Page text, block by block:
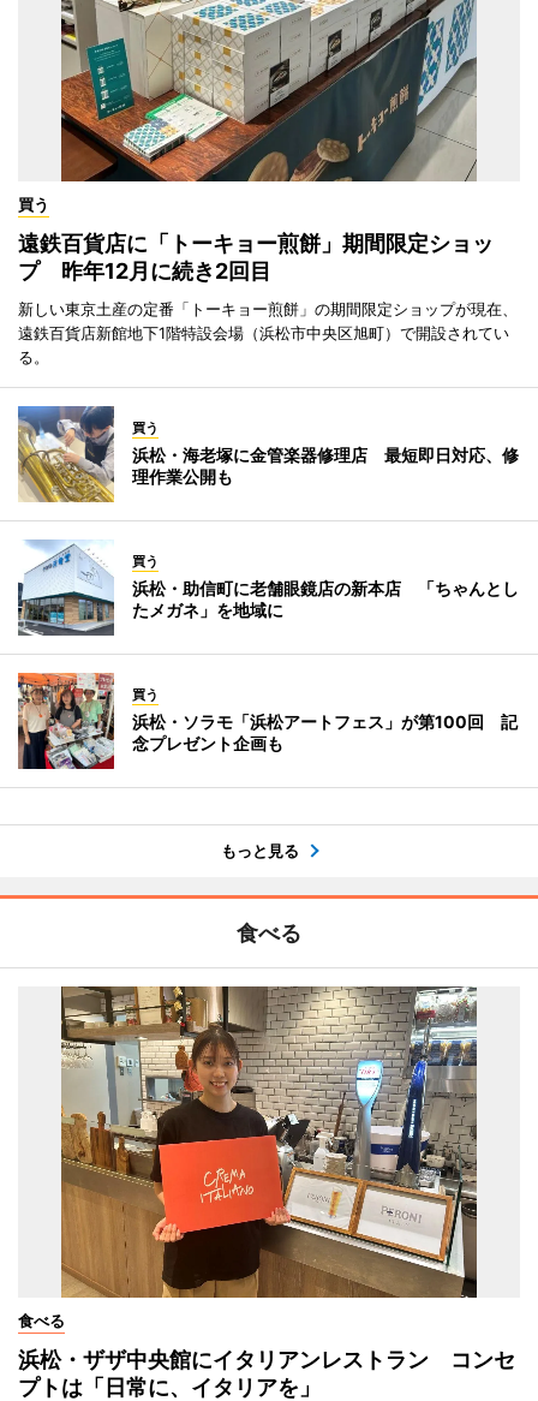
買う
遠鉄百貨店に「トーキョー煎餅」期間限定ショッ
プ 昨年12月に続き2回目
新しい東京土産の定番「トーキョー煎餅」の期間限定ショップが現在、
遠鉄百貨店新館地下1階特設会場（浜松市中央区旭町）で開設されてい
る。
買う
浜松・海老塚に金管楽器修理店 最短即日対応、修
理作業公開も
買う
浜松・助信町に老舗眼鏡店の新本店 「ちゃんとし
たメガネ」を地域に
買う
浜松・ソラモ「浜松アートフェス」が第100回 記
念プレゼント企画も
もっと見る
食べる
食べる
浜松・ザザ中央館にイタリアンレストラン コンセ
プトは「日常に、イタリアを」